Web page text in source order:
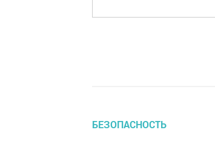
БЕЗОПАСНОСТЬ